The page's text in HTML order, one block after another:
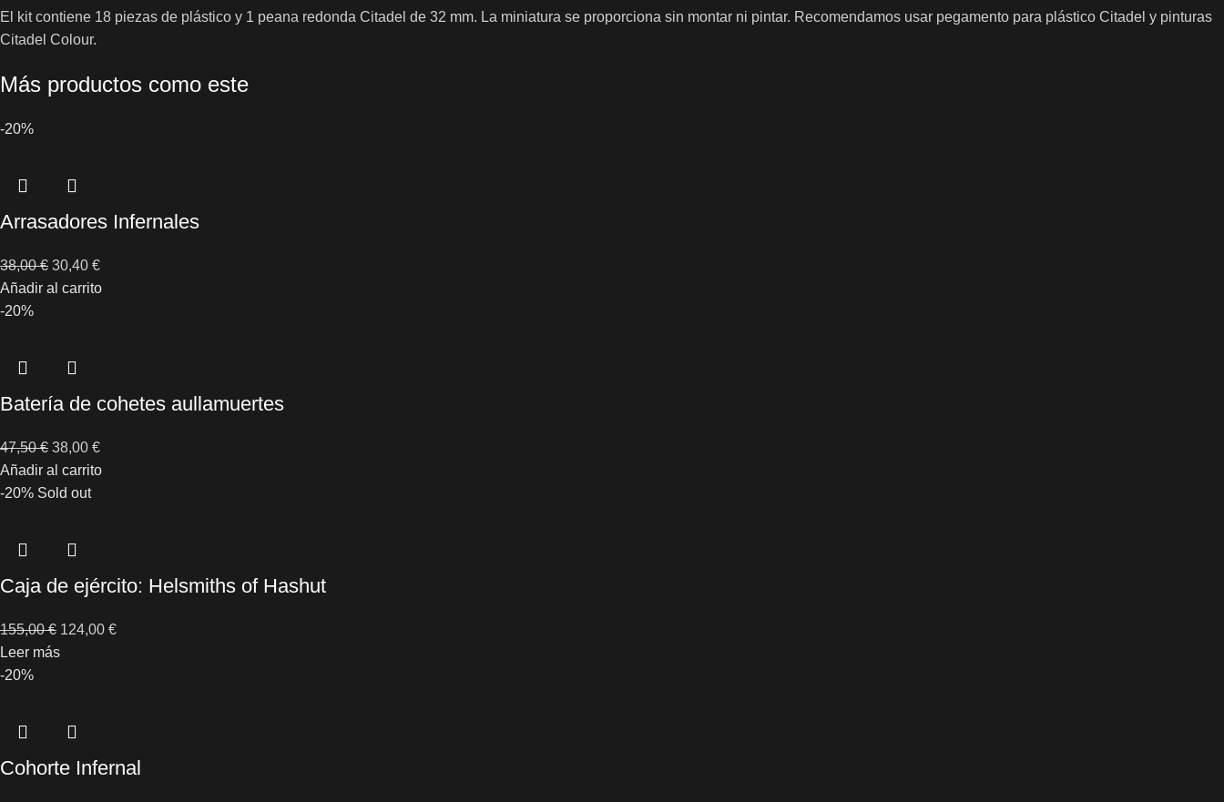
El kit contiene 18 piezas de plástico y 1 peana redonda Citadel de 32 mm. La miniatura se proporciona sin montar ni pintar. Recomendamos usar pegamento para plástico Citadel y pinturas
Citadel Colour.
Más productos como este
-20%
Arrasadores Infernales
38,00€ 30,40 €
Añadir al carrito
-20%
Batería de cohetes aullamuertes
47,50€ 38,00 €
Añadir al carrito
-20% Sold out
Caja de ejército: Helsmiths of Hashut
155,00€ 124,00 €
Leer más
-20%
Cohorte Infernal